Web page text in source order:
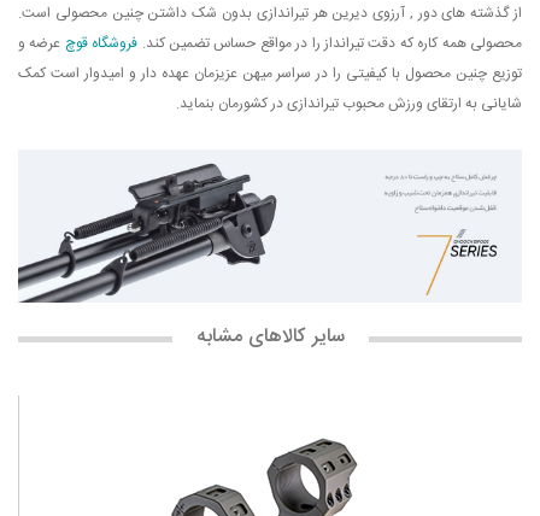
از گذشته های دور , آرزوی دیرین هر تیراندازی بدون شک داشتن چنین محصولی است.
محصولی همه کاره که دقت تیرانداز را در مواقع حساس تضمین کند. فروشگاه قوچ عرضه و
توزیع چنین محصول با کیفیتی را در سراسر میهن عزیزمان عهده دار و امیدوار است کمک
شایانی به ارتقای ورزش محبوب تیراندازی در کشورمان بنماید.
سایر کالاهای مشابه